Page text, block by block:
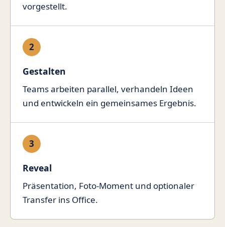
vorgestellt.
2
Gestalten
Teams arbeiten parallel, verhandeln Ideen
und entwickeln ein gemeinsames Ergebnis.
3
Reveal
Präsentation, Foto-Moment und optionaler
Transfer ins Office.